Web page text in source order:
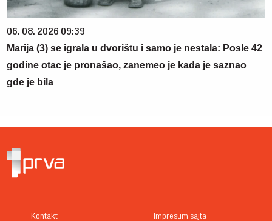
06. 08. 2026 09:39
Marija (3) se igrala u dvorištu i samo je nestala: Posle 42
godine otac je pronašao, zanemeo je kada je saznao
gde je bila
Kontakt Impresum sajta